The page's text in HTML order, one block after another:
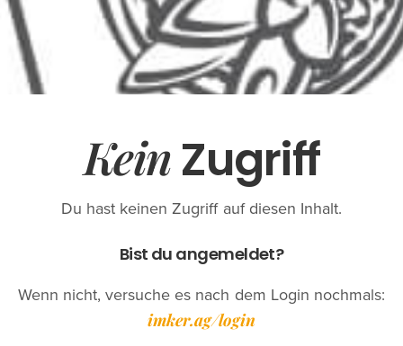
KeinZugriff
Du hast keinen Zugriff auf diesen Inhalt.
Bist du angemeldet?
Wenn nicht, versuche es nach dem Login nochmals:
imker.ag/login